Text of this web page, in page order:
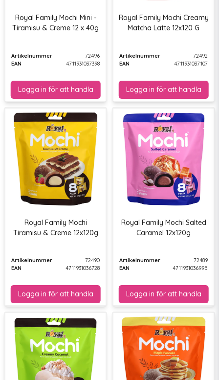
Royal Family Mochi Mini -
Tiramisu & Creme 12 x 40g
Artikelnummer
72496
EAN
4711931037398
Royal Family Mochi Creamy
Matcha Latte 12x120 G
Artikelnummer
72492
EAN
4711931037107
Royal Family Mochi
Tiramisu & Creme 12x120g
Artikelnummer
72490
EAN
4711931036728
Royal Family Mochi Salted
Caramel 12x120g
Artikelnummer
72489
EAN
4711931036995